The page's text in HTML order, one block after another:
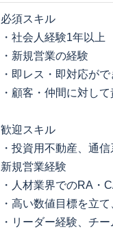
必須スキル
・社会人経験1年以上
・新規営業の経験
・即レス・即対応が
・顧客・仲間に対し
歓迎スキル
・投資用不動産、通
新規営業経験
・人材業界でのRA・
・高い数値目標を立
・リーダー経験、チ